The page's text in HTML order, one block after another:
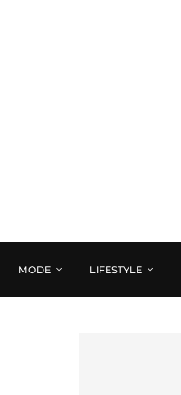
MODE LIFESTYLE